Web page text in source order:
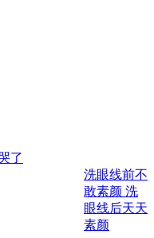
了
洗眼线前不
敢素颜 洗
眼线后天天
素颜